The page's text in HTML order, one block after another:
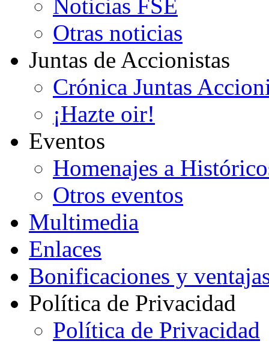
Noticias FSE
Otras noticias
Juntas de Accionistas
Crónica Juntas
¡Hazte oir!
Eventos
Homenajes a
Otros eventos
Multimedia
Enlaces
Bonificaciones y
Política de Privacidad
Política de Privacidad